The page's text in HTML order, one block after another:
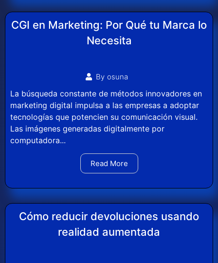
CGI en Marketing: Por Qué tu Marca lo
Necesita
By osuna
La búsqueda constante de métodos innovadores en
marketing digital impulsa a las empresas a adoptar
tecnologías que potencien su comunicación visual.
Las imágenes generadas digitalmente por
computadora...
Read More
Cómo reducir devoluciones usando
realidad aumentada